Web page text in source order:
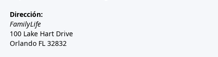
Dirección:
FamilyLife
100 Lake Hart Drive
Orlando FL 32832